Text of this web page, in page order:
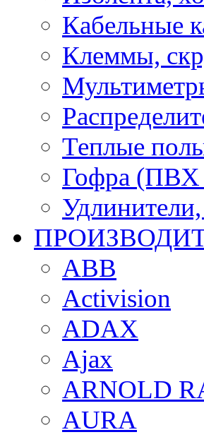
Кабельные
Клеммы,
Теплые
Гофра (ПВХ
ABB
Activision
ADAX
Ajax
ARNOLD
AURA